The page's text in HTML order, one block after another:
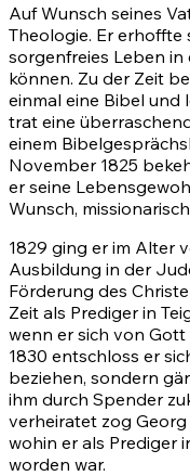
Auf Wunsch seines
Theologie. Er erhoffte
sorgenfreies Leben in
können. Zu der Zeit
einmal eine Bibel und
trat eine
einem
November 1825
er seine
Wunsch,
1829 ging er im Alter
Ausbildung in der
Förderung des
Zeit als Prediger in
wenn er sich von
1830 entschloss er
beziehen, sondern
ihm durch Spender
verheiratet zog
wohin er als Prediger
worden war.